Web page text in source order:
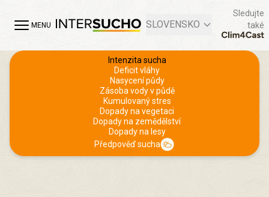
MENU SLOVENSKO
Sledujte
také
Intenzita sucha
Deficit vláhy
Nasycení půdy
Zásoba vody v půdě
Kumulovaný stres
Dopady na vegetaci
Dopady na zemědělství
Dopady na lesy
Předpověď sucha